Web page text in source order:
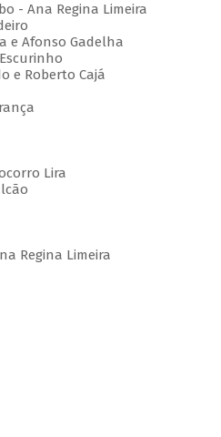
- Ana Regina Limeira
e Afonso Gadelha
e Roberto Cajá
Lira
Regina Limeira